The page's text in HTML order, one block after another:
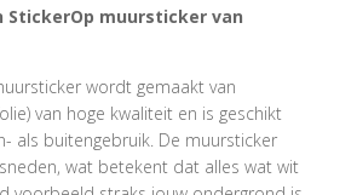
StickerOp muursticker van
wordt gemaakt van
van hoge kwaliteit en is geschikt
als buitengebruik. De muursticker
wat betekent dat alles wat wit